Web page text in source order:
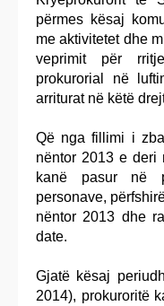
përmes kësaj
me aktivitetet dhe
veprimit për
prokurorial në
arriturat në këtë
Që nga fillimi i
nëntor 2013 e deri
kanë pasur në
personave,
nëntor 2013 dhe
date.
Gjatë kësaj
2014), prokuroritë